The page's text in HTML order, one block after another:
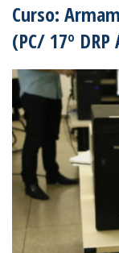
Curso:
(PC/ 17º